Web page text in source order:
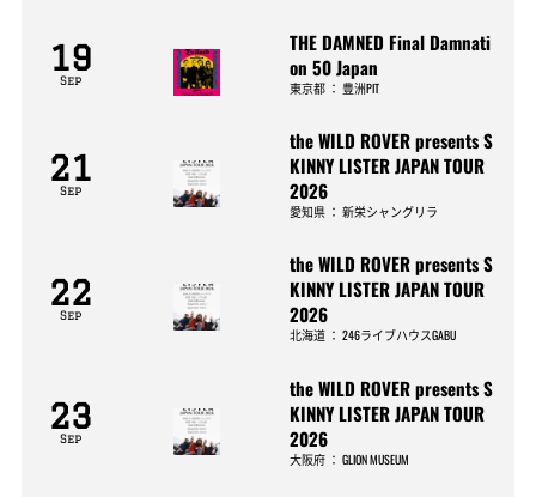
19
Sep
THE DAMNED Final Damnati
on 50 Japan
東京都 ：豊洲PIT
21
Sep
the WILD ROVER presents S
KINNY LISTER JAPAN TOUR
2026
愛知県 ：新栄シャングリラ
22
Sep
the WILD ROVER presents S
KINNY LISTER JAPAN TOUR
2026
北海道 ：246ライブハウスGABU
23
Sep
the WILD ROVER presents S
KINNY LISTER JAPAN TOUR
2026
大阪府 ：GLION MUSEUM